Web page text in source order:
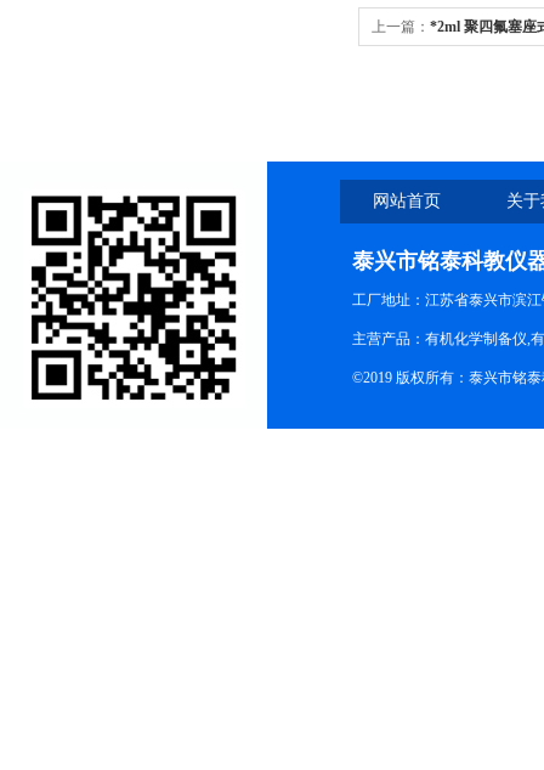
上一篇： *2ml 聚四氟塞座
网站首页 关
泰兴市铭泰科教仪
工厂地址：江苏省泰兴市滨
主营产品：有机化学制备仪,
©2019 版权所有：泰兴市铭